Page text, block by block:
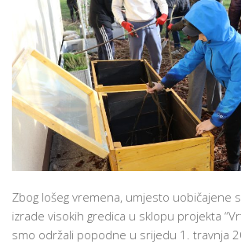
Zbog lošeg vremena, umjesto uobičajene
izrade visokih gredica u sklopu projekta
smo održali popodne u srijedu 1. travnja